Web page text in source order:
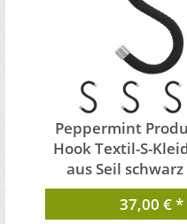
Peppermint
Hook Textil-S-
aus Seil
loopKH-
von Peppermint
37,00 € *